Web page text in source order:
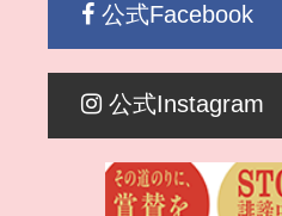
公式Facebook
公式Instagram